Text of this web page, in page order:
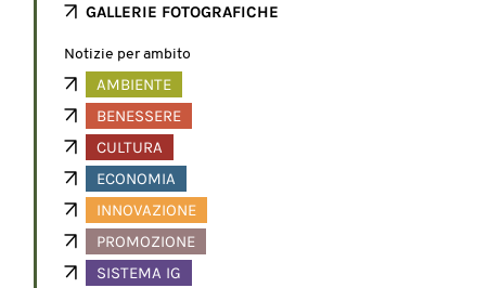
GALLERIE FOTOGRAFICHE
Notizie per ambito
AMBIENTE
BENESSERE
CULTURA
ECONOMIA
INNOVAZIONE
PROMOZIONE
SISTEMA IG